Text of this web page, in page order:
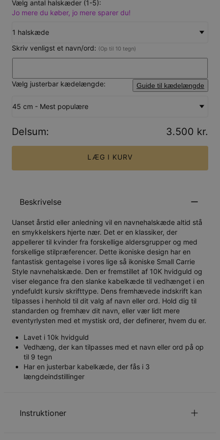
Vælg antal halskæder (1-5):
Jo mere du køber, jo mere sparer du!
1 halskæde
Skriv venligst et navn/ord: (Op til 10 tegn)
Vælg justerbar kædelængde: Guide til kædelængde
45 cm - Mest populære
Delsum: 3.500 kr.
LÆG I KURV
Beskrivelse
Uanset årstid eller anledning vil en navnehalskæde altid stå
en smykkelskers hjerte nær. Det er en klassiker, der
appellerer til kvinder fra forskellige aldersgrupper og med
forskellige stilpræferencer. Dette ikoniske design har en
fantastisk gentagelse i vores lige så ikoniske Small Carrie
Style navnehalskæde. Den er fremstillet af 10K hvidguld og
viser elegance fra den slanke kabelkæde til vedhænget i en
yndefuldt kursiv skrifttype. Dens fremhævede indskrift kan
tilpasses i henhold til dit valg af navn eller ord. Hold dig til
standarden og fremhæv dit navn, eller vær lidt mere
eventyrlysten med et mystisk ord, der definerer, hvem du er.
Lavet i 10k hvidguld
Vedhæng, der kan tilpasses med et navn eller ord på op
til 9 tegn
Har en justerbar kabelkæde, der fås i 3
længdeindstillinger
Instruktioner